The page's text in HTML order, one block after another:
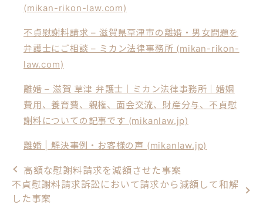
(mikan-rikon-law.com)
不貞慰謝料請求 – 滋賀県草津市の離婚・男女問題を
弁護士にご相談 – ミカン法律事務所 (mikan-rikon-
law.com)
離婚 – 滋賀 草津 弁護士｜ミカン法律事務所｜婚姻
費用、養育費、親権、面会交流、財産分与、不貞慰
謝料についての記事です (mikanlaw.jp)
離婚 | 解決事例・お客様の声 (mikanlaw.jp)
高額な慰謝料請求を減額させた事案
不貞慰謝料請求訴訟において請求から減額して和解
した事案